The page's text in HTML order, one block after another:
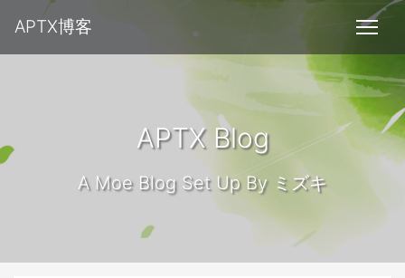
APTX博客
APTX Blog
A Moe Blog Set Up By ミズキ